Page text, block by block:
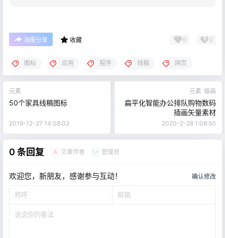
海报分享 收藏 0 0
图标 应用 程序 线稿 网页
元素
50个家具线稿图标
2019-12-27 14:08:02
元素 插画
扁平化智能办公排队购物数码
插画矢量素材
2020-2-28 1:08:50
0 条回复 A 文章作者 M 管理员
欢迎您，新朋友，感谢参与互动！ 确认修改